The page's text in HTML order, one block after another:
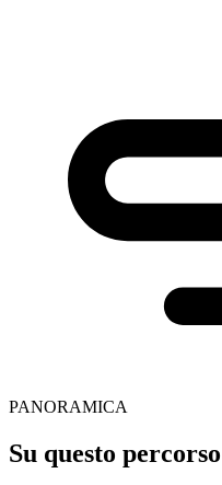
PANORAMICA
Su questo percorso